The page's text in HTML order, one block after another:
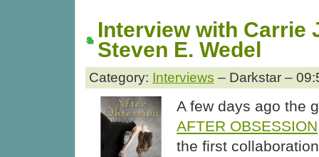
Interview with Carrie
Steven E. Wedel
Category: Interviews – Darkstar –
A few days ago the
AFTER OBSESSION
the first